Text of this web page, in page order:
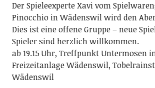
Der Spieleexperte Xavi vom
Pinocchio in Wädenswil wird den
Dies ist eine offene Gruppe – neue
Spieler sind herzlich willkommen.
ab 19.15 Uhr, Treffpunkt Untermosen
Freizeitanlage Wädenswil,
Wädenswil